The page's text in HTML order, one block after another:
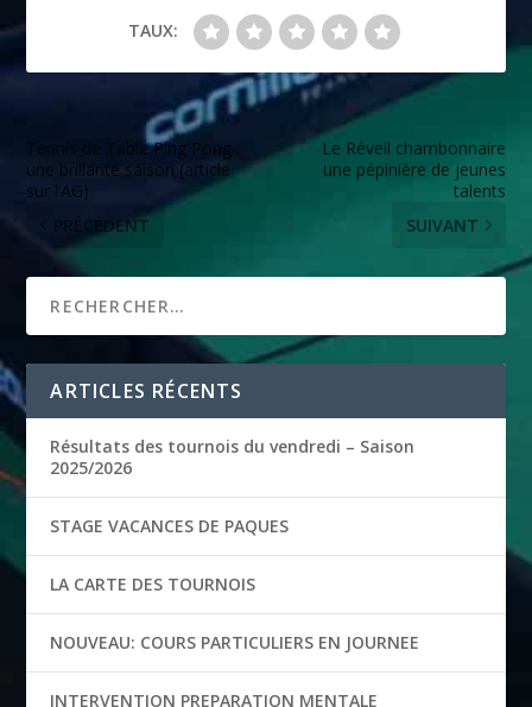
TAUX:
Tennis de Table Ping Pong :
une brillante saison (article
sur l’AG)
PRÉCÉDENT
Le Réveil chambonnaire
une pépinière de jeunes
talents
SUIVANT
ARTICLES RÉCENTS
Résultats des tournois du vendredi – Saison
2025/2026
STAGE VACANCES DE PAQUES
LA CARTE DES TOURNOIS
NOUVEAU: COURS PARTICULIERS EN JOURNEE
INTERVENTION PREPARATION MENTALE